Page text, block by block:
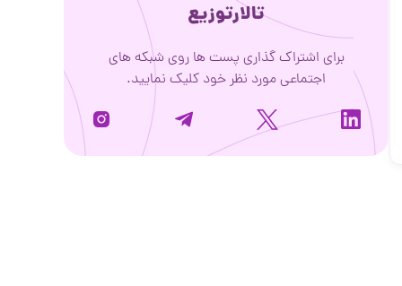
تالارتوزیع
برای اشتراک گذاری پست ها روی شبکه های
اجتماعی مورد نظر خود کلیک نمایید.